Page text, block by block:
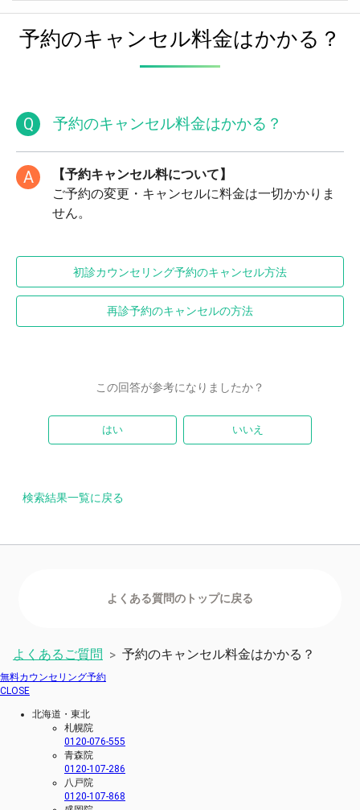
予約のキャンセル料金はかかる？
Q 予約のキャンセル料金はかかる？
A
【予約キャンセル料について】
ご予約の変更・キャンセルに料金は一切かかりま
せん。
初診カウンセリング予約のキャンセル方法
再診予約のキャンセルの方法
この回答が参考になりましたか？
はい いいえ
検索結果一覧に戻る
よくあるご質問 > 予約のキャンセル料金はかかる？
無料カウンセリング予約
CLOSE
北海道・東北
札幌院
0120-076-555
青森院
0120-107-286
八戸院
0120-107-868